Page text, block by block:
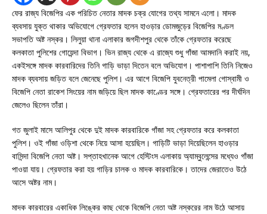
ফের রাজ্য বিজেপির এক পরিচিত নেতার মাদক চক্র যোগের তথ্য সামনে এলো। মাদক
ব্যবসায় যুক্ত থাকার অভিযোগে গ্রেফতার হলেন হাওড়ার ডোমজুড়ের বিজেপির মণ্ডল
সভাপতি অষ্ট নস্কর। লিলুয়া থানা এলাকার জগদীশপুর থেকে তাঁকে গ্রেফতার করেছে
কলকাতা পুলিশের গোয়েন্দা বিভাগ। ভিন রাজ্য থেকে এ রাজ্যে শুধু গাঁজা আমদানি করাই নয়,
একইসঙ্গে মাদক কারবারিদের তিনি গাড়ি ভাড়া দিতেন বলে অভিযোগ। পাশাপাশি তিনি নিজেও
মাদক ব্যবসায় জড়িত বলে জেনেছে পুলিশ। এর আগে বিজেপি যুবনেত্রী পামেলা গোস্বামী ও
বিজেপি নেতা রাকেশ সিংয়ের নাম জড়িয়ে ছিল মাদক কাণ্ডের সঙ্গে। গ্রেফতারের পর দীর্ঘদিন
জেলেও ছিলেন তাঁরা।
গত জুলাই মাসে আলিপুর থেকে দুই মাদক কারবারিকে গাঁজা সহ গ্রেফতার করে কলকাতা
পুলিশ। ওই গাঁজা ওড়িশা থেকে নিয়ে আসা হয়েছিল। গাড়িটি ভাড়া দিয়েছিলেন হাওড়ার
বাসিন্দা বিজেপি নেতা অষ্ট। সপ্তাহখানেক আগে হেস্টিংস এলাকায় অ্যাম্বুলেন্সের মধ্যেও গাঁজা
পাওয়া যায়। গ্রেফতার করা হয় গাড়ির চালক ও মাদক কারবারিকে। তাদের জেরাতেও উঠে
আসে অষ্টর নাম।
মাদক কারবারের একাধিক লিঙ্কের কাছ থেকে বিজেপি নেতা অষ্ট নস্করের নাম উঠে আসায়